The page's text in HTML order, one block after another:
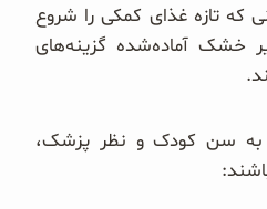
که تازه غذای کمکی را شروع
خشک آماده‌شده گزینه‌های
به سن کودک و نظر پزشک،